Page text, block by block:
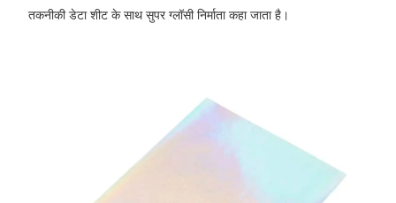
तकनीकी डेटा शीट के साथ सुपर ग्लॉसी निर्माता कहा जाता है।